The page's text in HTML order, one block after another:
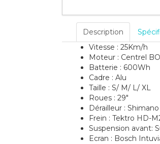
Description
Vitesse : 25Km/h
Moteur : Centrel
Batterie : 600Wh
Cadre : Alu
Taille : S/ M/ L/ XL
Roues : 29"
Dérailleur :
Frein : Tektro HD-
Suspension avant:
Ecran : Bosch